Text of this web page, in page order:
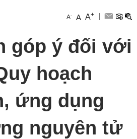
A- A A+ |
góp ý đối với
hoạch
ứng dụng
nguyên tử